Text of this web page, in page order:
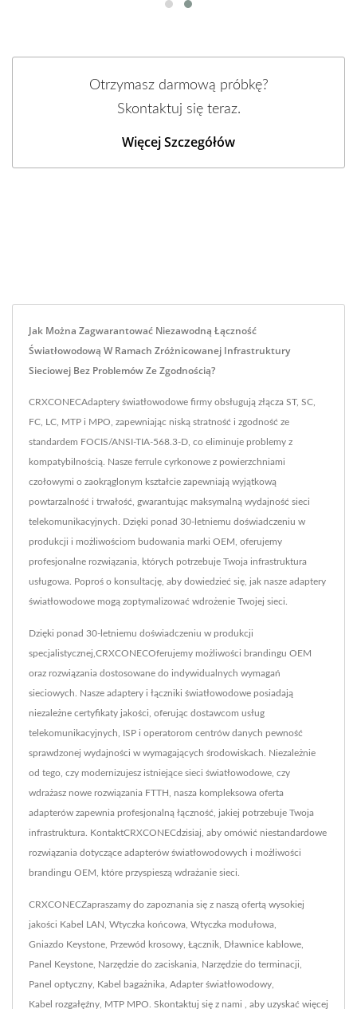
Otrzymasz darmową próbkę?
Skontaktuj się teraz.
Więcej Szczegółów
Jak Można Zagwarantować Niezawodną Łączność
Światłowodową W Ramach Zróżnicowanej Infrastruktury
Sieciowej Bez Problemów Ze Zgodnością?
CRXCONECAdaptery światłowodowe firmy obsługują złącza ST, SC,
FC, LC, MTP i MPO, zapewniając niską stratność i zgodność ze
standardem FOCIS/ANSI-TIA-568.3-D, co eliminuje problemy z
kompatybilnością. Nasze ferrule cyrkonowe z powierzchniami
czołowymi o zaokrąglonym kształcie zapewniają wyjątkową
powtarzalność i trwałość, gwarantując maksymalną wydajność sieci
telekomunikacyjnych. Dzięki ponad 30-letniemu doświadczeniu w
produkcji i możliwościom budowania marki OEM, oferujemy
profesjonalne rozwiązania, których potrzebuje Twoja infrastruktura
usługowa. Poproś o konsultację, aby dowiedzieć się, jak nasze adaptery
światłowodowe mogą zoptymalizować wdrożenie Twojej sieci.
Dzięki ponad 30-letniemu doświadczeniu w produkcji
specjalistycznej,CRXCONECOferujemy możliwości brandingu OEM
oraz rozwiązania dostosowane do indywidualnych wymagań
sieciowych. Nasze adaptery i łączniki światłowodowe posiadają
niezależne certyfikaty jakości, oferując dostawcom usług
telekomunikacyjnych, ISP i operatorom centrów danych pewność
sprawdzonej wydajności w wymagających środowiskach. Niezależnie
od tego, czy modernizujesz istniejące sieci światłowodowe, czy
wdrażasz nowe rozwiązania FTTH, nasza kompleksowa oferta
adapterów zapewnia profesjonalną łączność, jakiej potrzebuje Twoja
infrastruktura. KontaktCRXCONECdzisiaj, aby omówić niestandardowe
rozwiązania dotyczące adapterów światłowodowych i możliwości
brandingu OEM, które przyspieszą wdrażanie sieci.
CRXCONECZapraszamy do zapoznania się z naszą ofertą wysokiej
jakości Kabel LAN Wtyczka końcowa Wtyczka modułowa
Gniazdo Keystone Przewód krosowy Łącznik Dławnice kablowe
Panel Keystone Narzędzie do zaciskania Narzędzie do terminacji
Panel optyczny Kabel bagażnika Adapter światłowodowy
Kabel rozgałęźny MTP MPO Skontaktuj się z nami , aby uzyskać więcej